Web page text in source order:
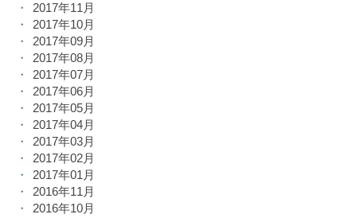
2017年11月
2017年10月
2017年09月
2017年08月
2017年07月
2017年06月
2017年05月
2017年04月
2017年03月
2017年02月
2017年01月
2016年11月
2016年10月